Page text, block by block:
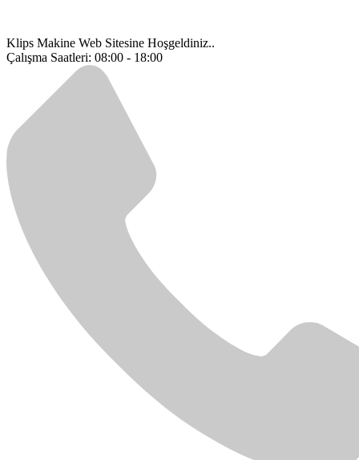
Klips Makine Web Sitesine Hoşgeldiniz..
Çalışma Saatleri: 08:00 - 18:00